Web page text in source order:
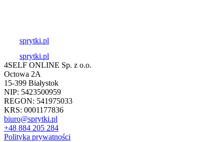
sprytki.pl
sprytki.pl
4SELF ONLINE Sp. z o.o.
Octowa 2A
15-399 Białystok
NIP: 5423500959
REGON: 541975033
KRS: 0001177836
biuro@sprytki.pl
+48 884 205 284
Polityka prywatności